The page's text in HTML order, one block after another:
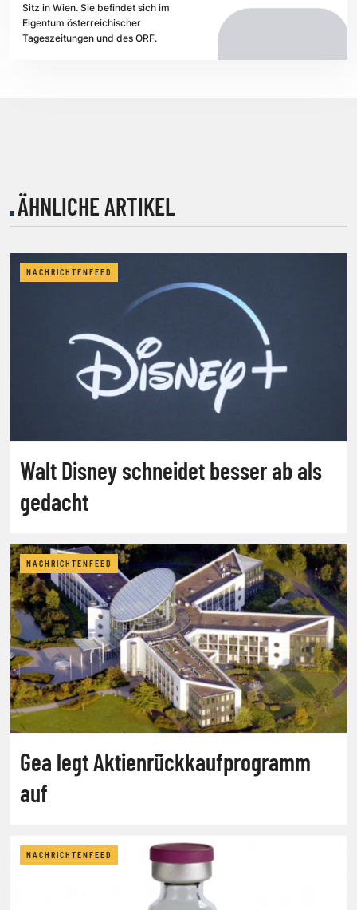
Sitz in Wien. Sie befindet sich im
Eigentum österreichischer
Tageszeitungen und des ORF.
ÄHNLICHE ARTIKEL
NACHRICHTENFEED
Walt Disney schneidet besser ab als
gedacht
NACHRICHTENFEED
Gea legt Aktienrückkaufprogramm
auf
NACHRICHTENFEED